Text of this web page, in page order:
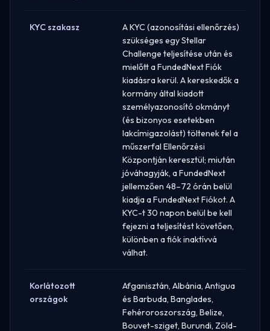
KYC szakasz
A KYC (azonosítási ellenőrzés)
szükséges egy Stellar
Challenge teljesítése után és
mielőtt a FundedNext Fiók
kiadásra kerül. A kereskedők a
kormány által kiadott
személyazonosító okmányt
(és bizonyos esetekben
lakcímigazolást) töltenek fel a
műszerfal Ellenőrzési
Központján keresztül; miután
jóváhagyják, a FundedNext
jellemzően 48–72 órán belül
kiadja a FundedNext Fiókot. A
KYC-t 30 napon belül be kell
fejezni a teljesítést követően,
különben a fiók inaktívvá
válhat.
Korlátozott
országok
Afganisztán, Albánia, Antigua
és Barbuda, Banglades,
Fehéroroszország, Belize,
Bouvet-sziget, Burundi, Zöld-